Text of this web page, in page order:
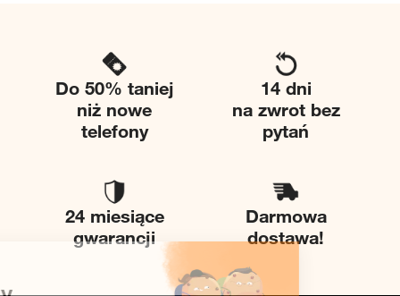
Do 50% taniej
niż nowe
telefony
14 dni
na zwrot bez
pytań
24 miesiące
gwarancji
Darmowa
dostawa!